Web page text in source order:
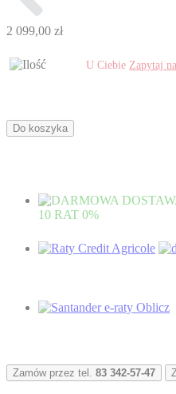
2 099,00 zł
U Ciebie Zapytaj
Do koszyka
10 RAT 0%
Zamów przez tel. 83 342-57-47